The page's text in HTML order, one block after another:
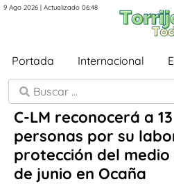
9 Ago 2026 | Actualizado 06:48
Portada Internacional
C-LM reconocerá a
personas por su
protección del medio
de junio en Ocaña